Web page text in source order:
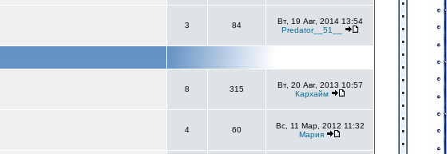
3 84
Вт, 19 Авг, 2014 13:54
Predator__51__
8 315
Вт, 20 Авг, 2013 10:57
Кархайм
4 60
Вс, 11 Мар, 2012 11:32
Мария